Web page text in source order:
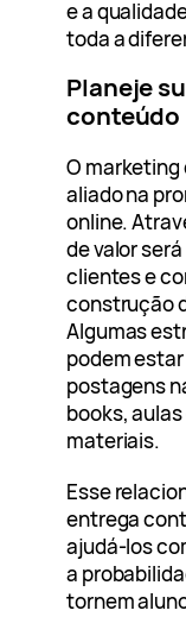
e a
toda a
Planeje
conteúdo
O marketing
aliado na
online.
de valor
clientes e
construção
Algumas
podem
postagens
books,
materiais.
Esse
entrega
ajudá-los
a
tornem